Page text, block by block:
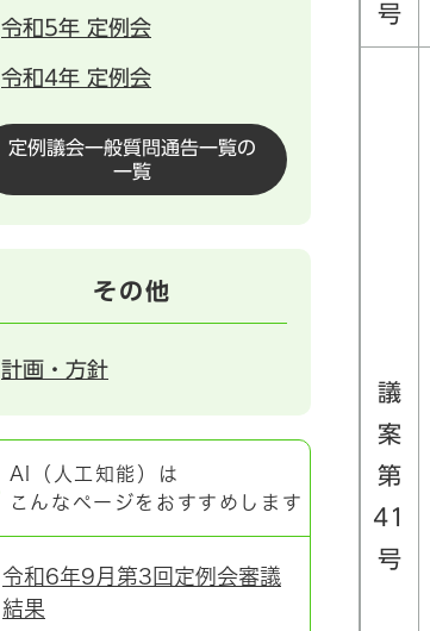
号
議
案
第
41
号
令和5年 定例会
令和4年 定例会
定例議会一般質問通告一覧の
一覧
その他
計画・方針
AI（人工知能）は
こんなページをおすすめします
令和6年9月第3回定例会審議
結果